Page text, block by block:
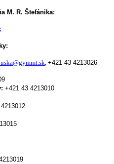
M. R. Štefánika:
, +421 43 4213026
+421 43 4213010